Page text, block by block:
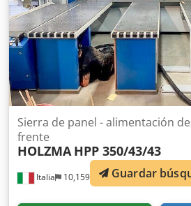
Italia 10,159 km
Sierra de panel - alimentación
frente
HOLZMA HPP 350/43/43
Guardar